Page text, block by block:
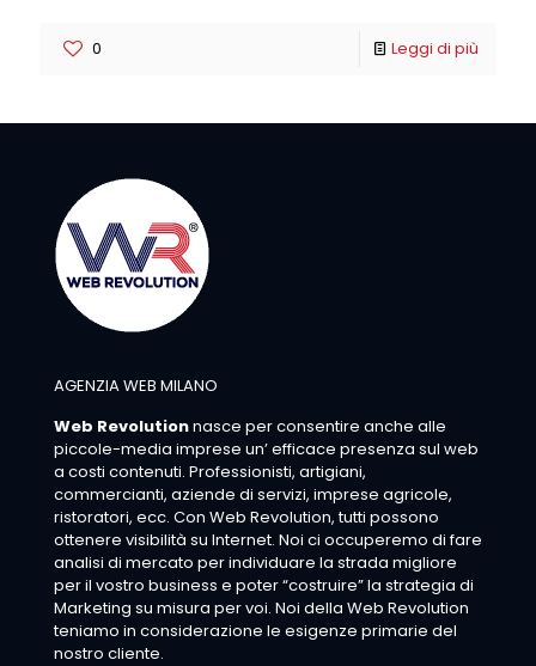
0 Leggi di più
AGENZIA WEB MILANO
Web Revolutionnasce per consentire anche alle
piccole-media imprese un’ efficace presenza sul web
a costi contenuti. Professionisti, artigiani,
commercianti, aziende di servizi, imprese agricole,
ristoratori, ecc. Con Web Revolution, tutti possono
ottenere visibilità su Internet. Noi ci occuperemo di fare
analisi di mercato per individuare la strada migliore
per il vostro business e poter “costruire” la strategia di
Marketing su misura per voi. Noi della Web Revolution
teniamo in considerazione le esigenze primarie del
nostro cliente.